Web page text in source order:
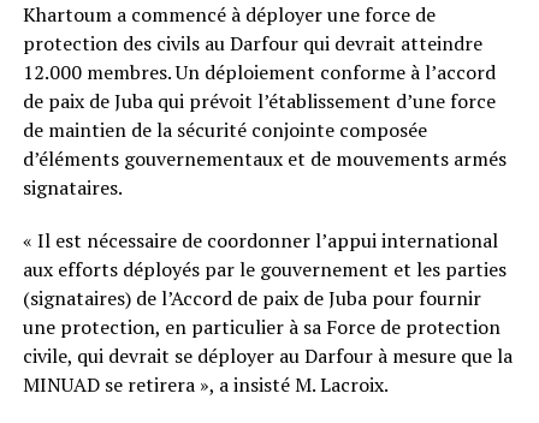
Khartoum a commencé à déployer une force de
protection des civils au Darfour qui devrait atteindre
12.000 membres. Un déploiement conforme à l’accord
de paix de Juba qui prévoit l’établissement d’une force
de maintien de la sécurité conjointe composée
d’éléments gouvernementaux et de mouvements armés
signataires.
« Il est nécessaire de coordonner l’appui international
aux efforts déployés par le gouvernement et les parties
(signataires) de l’Accord de paix de Juba pour fournir
une protection, en particulier à sa Force de protection
civile, qui devrait se déployer au Darfour à mesure que la
MINUAD se retirera », a insisté M. Lacroix.